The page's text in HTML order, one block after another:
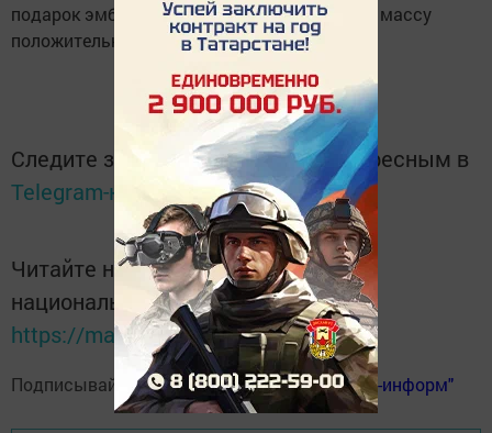
подарок эмблему творческой мастерской и массу
положительных эмоций.
Следите за самым важным и интересным в
Telegram-канале
Татмедиа
Читайте новости Татарстана в
национальном мессенджере MАХ:
https://max.ru/tatmedia
Подписывайтесь на телеграм-канал "Бавлы-информ"